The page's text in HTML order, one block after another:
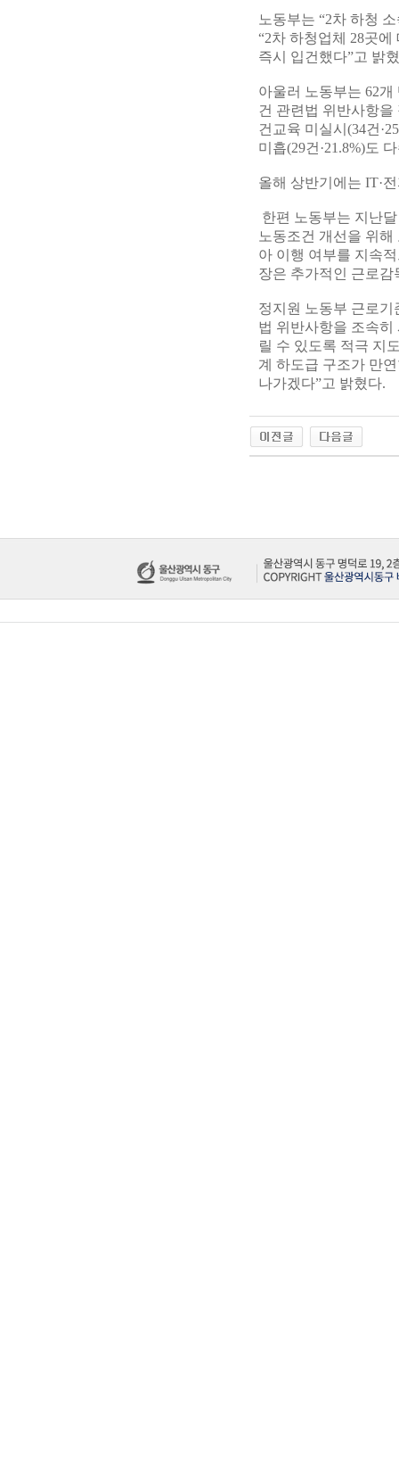
노동부는 “2차 하청
“2차 하청업체 28곳
즉시 입건했다”고 밝
아울러 노동부는 62
건 관련법 위반사항
건교육 미실시(34건
미흡(29건·21.8%)도
올해 상반기에는 IT·
한편 노동부는 지난
노동조건 개선을 위
아 이행 여부를 지속
장은 추가적인 근로
정지원 노동부 근로기
법 위반사항을 조속
릴 수 있도록 적극 지
계 하도급 구조가 만
나가겠다”고 밝혔다.